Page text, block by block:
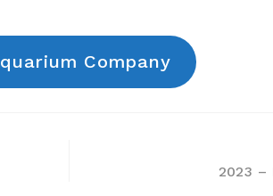
Company
2023 –